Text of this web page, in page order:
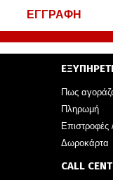
ΕΓΓΡΑΦΗ
Πως
Πληρωμή
Δωροκάρτα
CALL